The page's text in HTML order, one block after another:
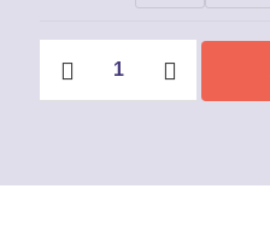
estremità
esagonali